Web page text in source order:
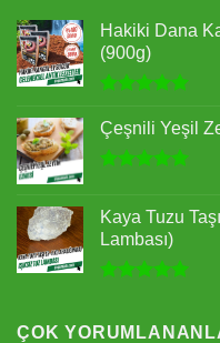
Hakiki Dana
(900g)
5.00oy
aldı
Çeşnili Yeşil
aldı
Kaya Tuzu
Lambası)
aldı
ÇOK